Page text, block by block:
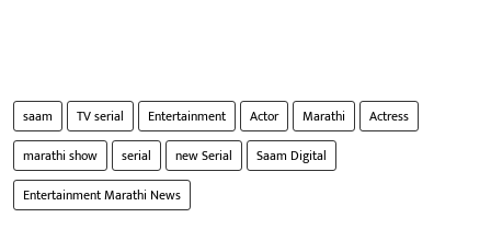
saam TV serial Entertainment Actor Marathi
Actress
marathi show
serial new Serial
Saam Digital
Entertainment Marathi News